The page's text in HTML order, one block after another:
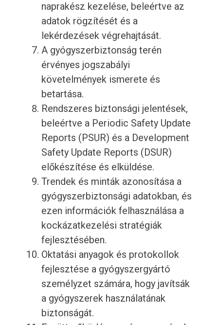
naprakész kezelése, beleértve az
adatok rögzítését és a
lekérdezések végrehajtását.
A gyógyszerbiztonság terén
érvényes jogszabályi
követelmények ismerete és
betartása.
Rendszeres biztonsági jelentések,
beleértve a Periodic Safety Update
Reports (PSUR) és a Development
Safety Update Reports (DSUR)
előkészítése és elküldése.
Trendek és minták azonosítása a
gyógyszerbiztonsági adatokban, és
ezen információk felhasználása a
kockázatkezelési stratégiák
fejlesztésében.
Oktatási anyagok és protokollok
fejlesztése a gyógyszergyártó
személyzet számára, hogy javítsák
a gyógyszerek használatának
biztonságát.